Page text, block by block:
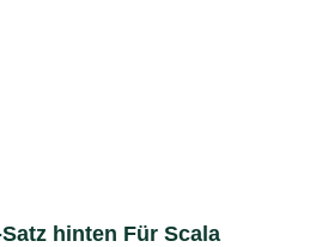
hinten Für Scala